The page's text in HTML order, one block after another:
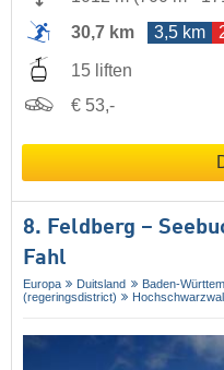
30,7 km
3,5 km
15 liften
€ 53,-
8. Feldberg –
Fahl
Europa Duitsland Baden-
(regeringsdistrict)